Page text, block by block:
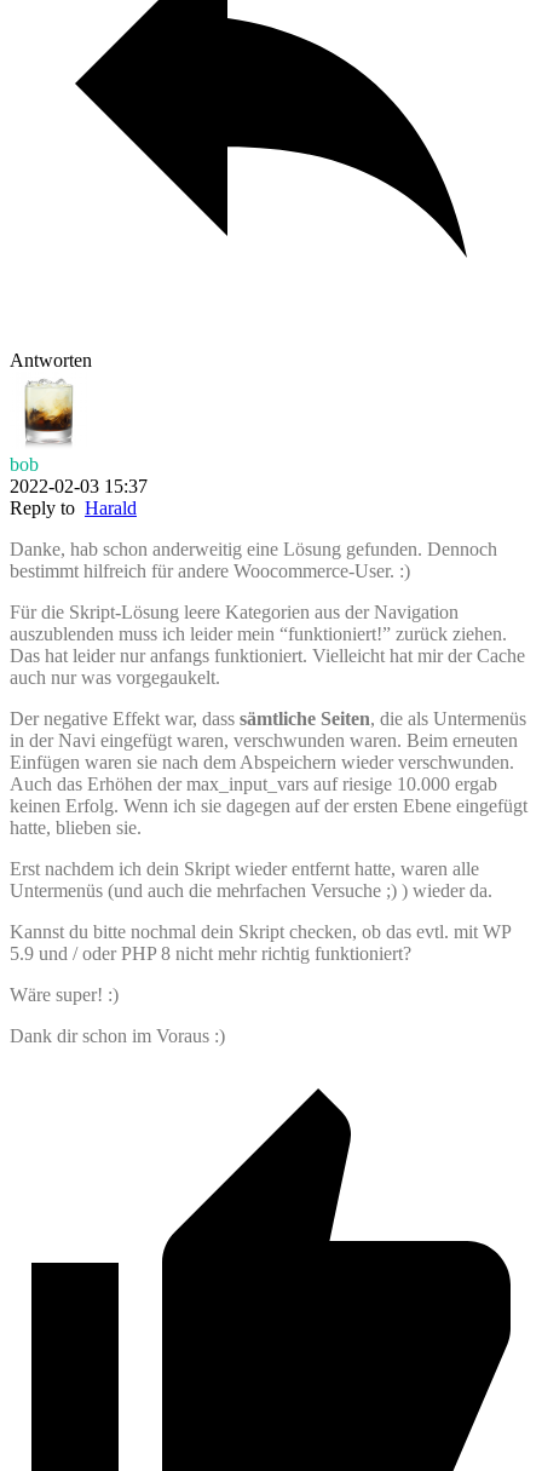
Antworten
bob
2022-02-03 15:37
Reply to Harald
Danke, hab schon anderweitig eine Lösung gefunden. Dennoch
bestimmt hilfreich für andere Woocommerce-User. :)
Für die Skript-Lösung leere Kategorien aus der Navigation
auszublenden muss ich leider mein “funktioniert!” zurück ziehen.
Das hat leider nur anfangs funktioniert. Vielleicht hat mir der Cache
auch nur was vorgegaukelt.
Der negative Effekt war, dass sämtliche Seiten, die als Untermenüs
in der Navi eingefügt waren, verschwunden waren. Beim erneuten
Einfügen waren sie nach dem Abspeichern wieder verschwunden.
Auch das Erhöhen der max_input_vars auf riesige 10.000 ergab
keinen Erfolg. Wenn ich sie dagegen auf der ersten Ebene eingefügt
hatte, blieben sie.
Erst nachdem ich dein Skript wieder entfernt hatte, waren alle
Untermenüs (und auch die mehrfachen Versuche ;) ) wieder da.
Kannst du bitte nochmal dein Skript checken, ob das evtl. mit WP
5.9 und / oder PHP 8 nicht mehr richtig funktioniert?
Wäre super! :)
Dank dir schon im Voraus :)